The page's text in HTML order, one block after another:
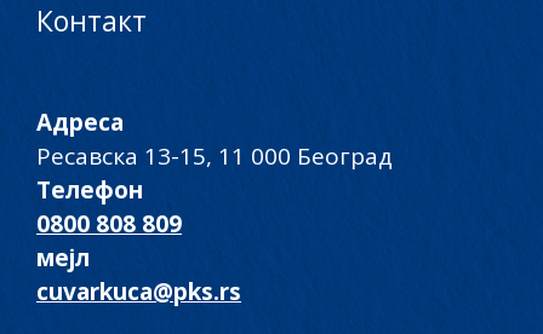
Контакт
Адреса
Ресавска 13-15, 11 000 Београд
Телефон
0800 808 809
мејл
cuvarkuca@pks.rs